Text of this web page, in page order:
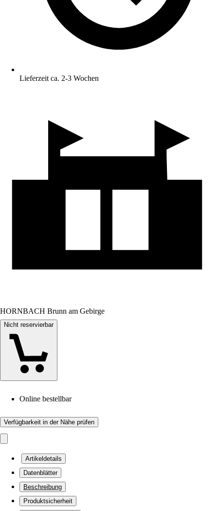
Lieferzeit ca. 2-3 Wochen
HORNBACH Brunn am Gebirge
Nicht reservierbar
Online bestellbar
Verfügbarkeit in der Nähe prüfen
Artikeldetails
Datenblätter
Beschreibung
Produktsicherheit